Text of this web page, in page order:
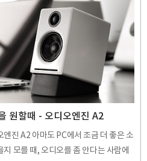
원할때 - 오디오엔진 A2
진 A2 아마도 PC에서 조금 더 좋은 소
모를 때, 오디오를 좀 안다는 사람에